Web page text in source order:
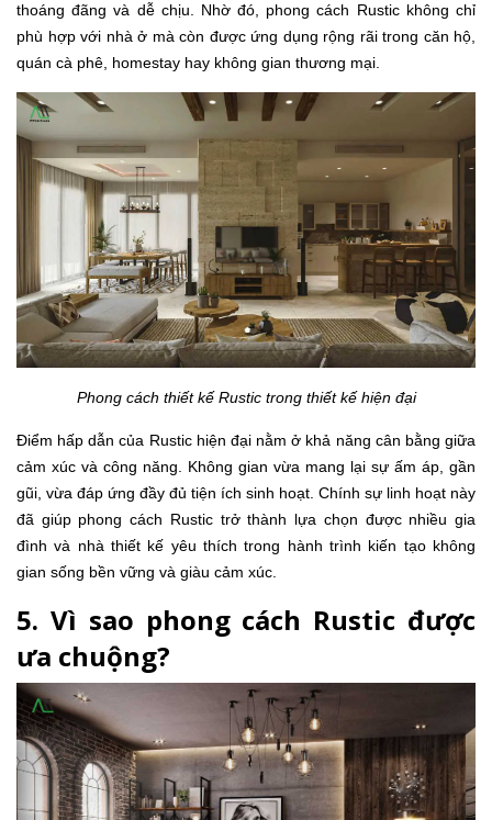
thoáng đãng và dễ chịu. Nhờ đó, phong cách Rustic không chỉ
phù hợp với nhà ở mà còn được ứng dụng rộng rãi trong căn hộ,
quán cà phê, homestay hay không gian thương mại.
Phong cách thiết kế Rustic trong thiết kế hiện đại
Điểm hấp dẫn của Rustic hiện đại nằm ở khả năng cân bằng giữa
cảm xúc và công năng. Không gian vừa mang lại sự ấm áp, gần
gũi, vừa đáp ứng đầy đủ tiện ích sinh hoạt. Chính sự linh hoạt này
đã giúp phong cách Rustic trở thành lựa chọn được nhiều gia
đình và nhà thiết kế yêu thích trong hành trình kiến tạo không
gian sống bền vững và giàu cảm xúc.
5. Vì sao phong cách Rustic được
ưa chuộng?